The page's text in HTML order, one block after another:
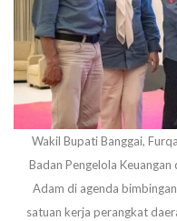
Wakil Bupati Banggai,
Badan Pengelola
Adam di agenda
satuan kerja perangkat